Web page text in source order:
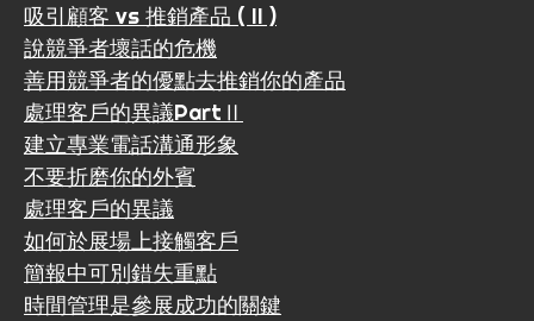
吸引顧客 vs 推銷產品 ( II )
說競爭者壞話的危機
善用競爭者的優點去推銷你的產品
處理客戶的異議PartⅡ
建立專業電話溝通形象
不要折磨你的外賓
處理客戶的異議
如何於展場上接觸客戶
簡報中可別錯失重點
時間管理是參展成功的關鍵